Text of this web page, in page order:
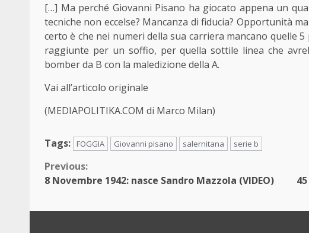
[…] Ma perché Giovanni Pisano ha giocato appena un
tecniche non eccelse? Mancanza di fiducia? Opportunità
certo è che nei numeri della sua carriera mancano quelle
raggiunte per un soffio, per quella sottile linea che
bomber da B con la maledizione della A.
Vai all’articolo originale
(MEDIAPOLITIKA.COM di Marco Milan)
Tags: FOGGIA Giovanni pisano salernitana serie b
Continue
Previous:
8 Novembre 1942: nasce Sandro Mazzola (VIDEO)